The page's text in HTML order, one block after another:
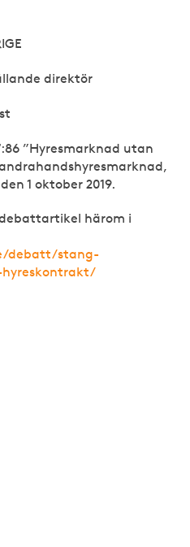
direktör
”Hyresmarknad utan
1 oktober 2019.
härom i
debatt/stang-